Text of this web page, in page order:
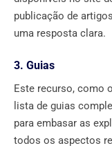
publicação de
uma resposta clara.
3. Guias
Este recurso, como
lista de guias
para embasar as
todos os aspectos